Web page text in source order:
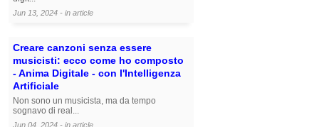
Jun 13, 2024 - in article
Creare canzoni senza essere
musicisti: ecco come ho composto
- Anima Digitale - con l'Intelligenza
Artificiale
Non sono un musicista, ma da tempo
sognavo di real...
Jun 04, 2024 - in article